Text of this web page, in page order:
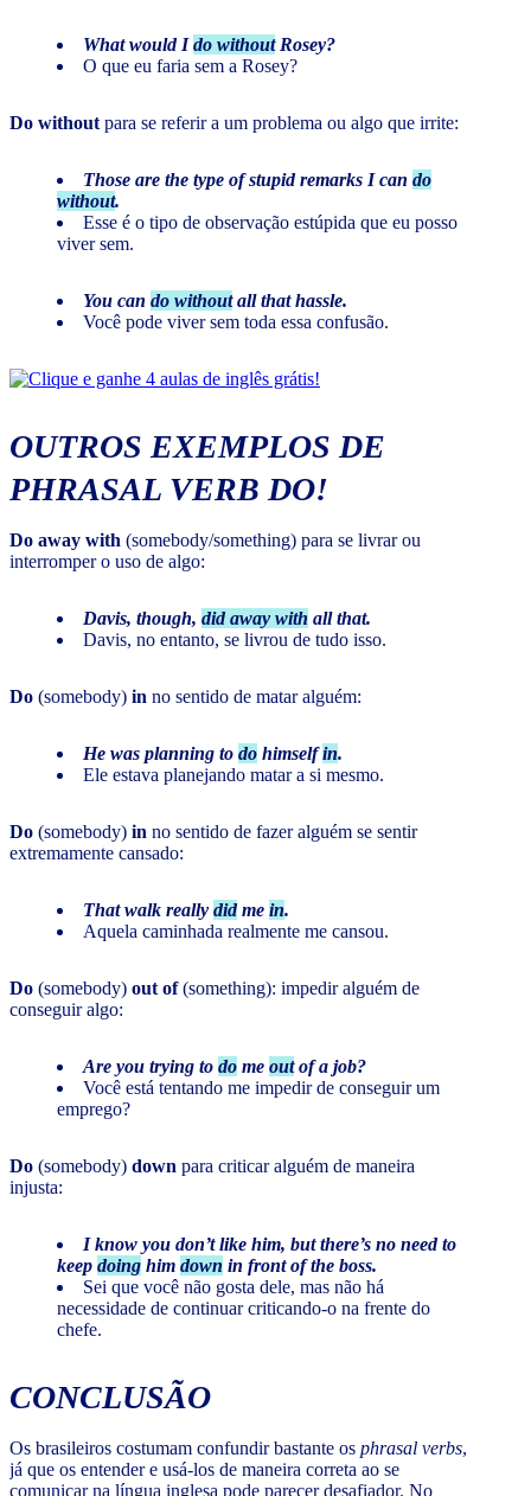
What would Ido withoutRosey?
O que eu faria sem a Rosey?
Do without para se referir a um problema ou algo que irrite:
Those are the type of stupid remarks I can do
without.
Esse é o tipo de observação estúpida que eu posso
viver sem.
You can do withoutall that hassle.
Você pode viver sem toda essa confusão.
OUTROS EXEMPLOS DE
PHRASAL VERB DO!
Do away with (somebody/something) para se livrar ou
interromper o uso de algo:
Davis, though, did away with all that.
Davis, no entanto, se livrou de tudo isso.
Do (somebody) in no sentido de matar alguém:
He was planning to do himselfin.
Ele estava planejando matar a si mesmo.
Do (somebody) in no sentido de fazer alguém se sentir
extremamente cansado:
That walk really didme in.
Aquela caminhada realmente me cansou.
Do (somebody) out of(something): impedir alguém de
conseguir algo:
Are you trying to do me outof a job?
Você está tentando me impedir de conseguir um
emprego?
Do (somebody) down para criticar alguém de maneira
injusta:
I know you don’t like him, but there’s no need to
keep doing him down in front of the boss.
Sei que você não gosta dele, mas não há
necessidade de continuar criticando-o na frente do
chefe.
CONCLUSÃO
Os brasileiros costumam confundir bastante os phrasal verbs,
já que os entender e usá-los de maneira correta ao se
comunicar na língua inglesa pode parecer desafiador. No